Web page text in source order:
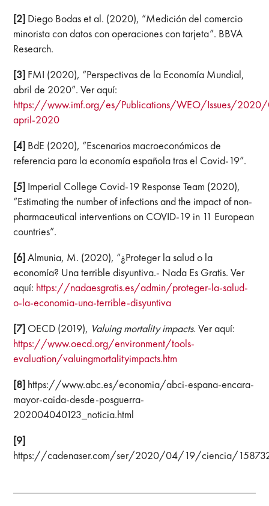
[2] Diego Bodas et al. (2020), “Medición del comercio
minorista con datos con operaciones con tarjeta”. BBVA
Research.
[3] FMI (2020), “Perspectivas de la Economía Mundial,
abril de 2020”. Ver aquí:
https://www.imf.org/es/Publications/WEO/Issues/
april-2020
[4] BdE (2020), “Escenarios macroeconómicos de
referencia para la economía española tras el Covid-19”.
[5] Imperial College Covid-19 Response Team (2020),
“Estimating the number of infections and the impact of non-
pharmaceutical interventions on COVID-19 in 11 European
countries”.
[6]Almunia, M. (2020), “¿Proteger la salud o la
economía? Una terrible disyuntiva.- Nada Es Gratis. Ver
aquí: https://nadaesgratis.es/admin/proteger-la-salud-
o-la-economia-una-terrible-disyuntiva
[7] OECD (2019), Valuing mortality impacts.Ver aquí:
https://www.oecd.org/environment/tools-
evaluation/valuingmortalityimpacts.htm
[8] https://www.abc.es/economia/abci-espana-encara-
mayor-caida-desde-posguerra-
202004040123_noticia.html
[9]
https://cadenaser.com/ser/2020/04/19/ciencia/